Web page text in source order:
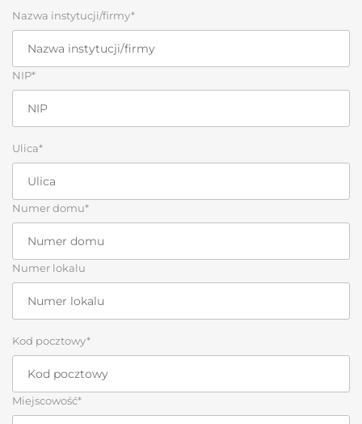
Nazwa instytucji/firmy*
NIP*
Ulica*
Numer domu*
Numer lokalu
Kod pocztowy*
Miejscowość*